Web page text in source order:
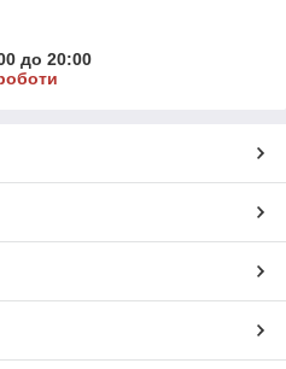
до 20:00